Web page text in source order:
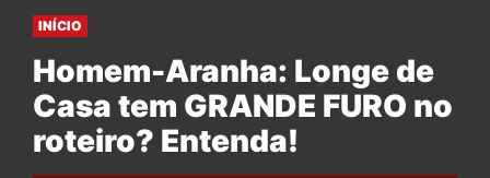
INÍCIO
Homem-Aranha: Longe de
Casa tem GRANDE FURO no
roteiro? Entenda!